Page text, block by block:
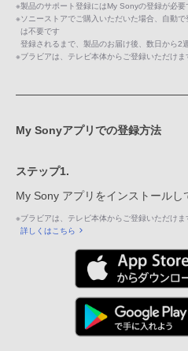
※製品のサポート登録にはMy Sonyの登録が必要
※ソニーストアでご購入いただいた場合、自動
は不要です
登録されるまで、製品のお届け後、数日から2
※ブラビアは、テレビ本体からご登録いただけま
My Sonyアプリでの登録方法
ステップ1.
My Sony アプリをインストールし
※ブラビアは、テレビ本体からご登録いただけま
詳しくはこちら